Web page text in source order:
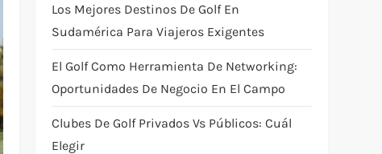
Los Mejores Destinos De Golf En
Sudamérica Para Viajeros Exigentes
El Golf Como Herramienta De Networking:
Oportunidades De Negocio En El Campo
Clubes De Golf Privados Vs Públicos: Cuál
Elegir